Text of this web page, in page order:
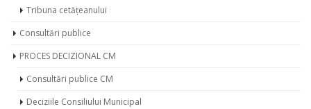
Tribuna cetățeanului
Consultări publice
PROCES DECIZIONAL CM
Consultări publice CM
Deciziile Consiliului Municipal